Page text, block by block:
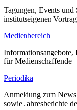
Tagungen, Events
institutseigenen
Medienbereich
Informationsangebote,
für Medienschaffende
Periodika
Anmeldung zum
sowie Jahresberichte